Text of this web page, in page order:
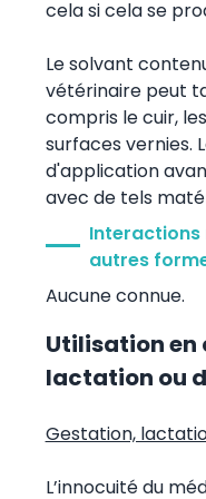
cela si cela se
Le solvant
vétérinaire peut
compris le cuir,
surfaces vernies.
d'application
avec de tels
Interactions
autres
Aucune connue.
Utilisation en
lactation ou
Gestation,
L’innocuité du